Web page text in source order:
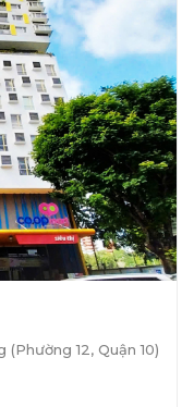
12, Quận 10)